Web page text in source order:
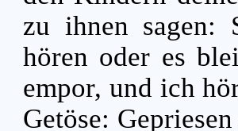
zu ihnen sagen:
hören oder es
empor, und ich
Getöse: